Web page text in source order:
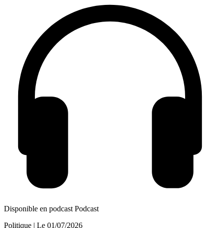
Disponible en podcast Podcast
Politique | Le 01/07/2026